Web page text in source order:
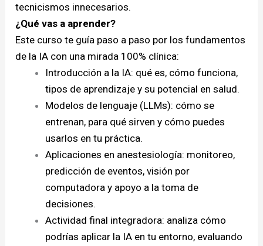
tecnicismos innecesarios.
¿Qué vas a aprender?
Este curso te guía paso a paso por los fundamentos
de la IA con una mirada 100% clínica:
Introducción a la IA: qué es, cómo funciona,
tipos de aprendizaje y su potencial en salud.
Modelos de lenguaje (LLMs): cómo se
entrenan, para qué sirven y cómo puedes
usarlos en tu práctica.
Aplicaciones en anestesiología: monitoreo,
predicción de eventos, visión por
computadora y apoyo a la toma de
decisiones.
Actividad final integradora: analiza cómo
podrías aplicar la IA en tu entorno, evaluando